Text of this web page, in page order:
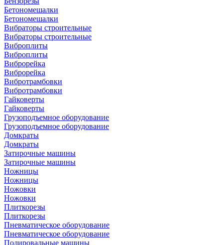
Бетономешалки
Бетономешалки
Вибраторы строительные
Вибраторы строительные
Виброплиты
Виброплиты
Виброрейка
Виброрейка
Вибротрамбовки
Вибротрамбовки
Гайковерты
Гайковерты
Грузоподъемное оборудование
Грузоподъемное оборудование
Домкраты
Домкраты
Затирочные машины
Затирочные машины
Ножницы
Ножницы
Ножовки
Ножовки
Плиткорезы
Плиткорезы
Пневматическое оборудование
Пневматическое оборудование
Полировальные машины